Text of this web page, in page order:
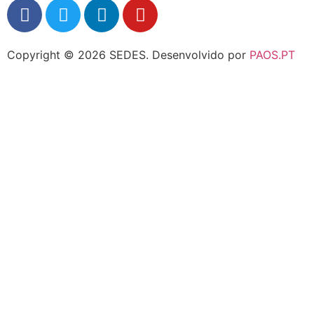
Copyright © 2026 SEDES. Desenvolvido por PAOS.PT